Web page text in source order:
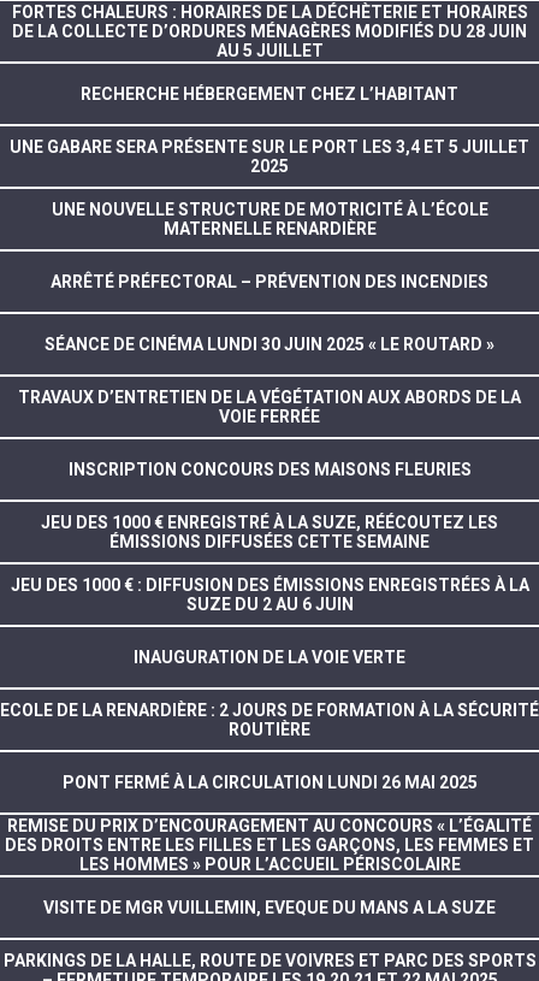
FORTES CHALEURS : HORAIRES DE LA DÉCHÈTERIE ET HORAIRES
DE LA COLLECTE D’ORDURES MÉNAGÈRES MODIFIÉS DU 28 JUIN
AU 5 JUILLET
RECHERCHE HÉBERGEMENT CHEZ L’HABITANT
UNE GABARE SERA PRÉSENTE SUR LE PORT LES 3,4 ET 5 JUILLET
2025
UNE NOUVELLE STRUCTURE DE MOTRICITÉ À L’ÉCOLE
MATERNELLE RENARDIÈRE
ARRÊTÉ PRÉFECTORAL – PRÉVENTION DES INCENDIES
SÉANCE DE CINÉMA LUNDI 30 JUIN 2025 « LE ROUTARD »
TRAVAUX D’ENTRETIEN DE LA VÉGÉTATION AUX ABORDS DE LA
VOIE FERRÉE
INSCRIPTION CONCOURS DES MAISONS FLEURIES
JEU DES 1000 € ENREGISTRÉ À LA SUZE, RÉÉCOUTEZ LES
ÉMISSIONS DIFFUSÉES CETTE SEMAINE
JEU DES 1000 € : DIFFUSION DES ÉMISSIONS ENREGISTRÉES À LA
SUZE DU 2 AU 6 JUIN
INAUGURATION DE LA VOIE VERTE
ECOLE DE LA RENARDIÈRE : 2 JOURS DE FORMATION À LA SÉCURITÉ
ROUTIÈRE
PONT FERMÉ À LA CIRCULATION LUNDI 26 MAI 2025
REMISE DU PRIX D’ENCOURAGEMENT AU CONCOURS « L’ÉGALITÉ
DES DROITS ENTRE LES FILLES ET LES GARÇONS, LES FEMMES ET
LES HOMMES » POUR L’ACCUEIL PÉRISCOLAIRE
VISITE DE MGR VUILLEMIN, EVEQUE DU MANS A LA SUZE
PARKINGS DE LA HALLE, ROUTE DE VOIVRES ET PARC DES SPORTS